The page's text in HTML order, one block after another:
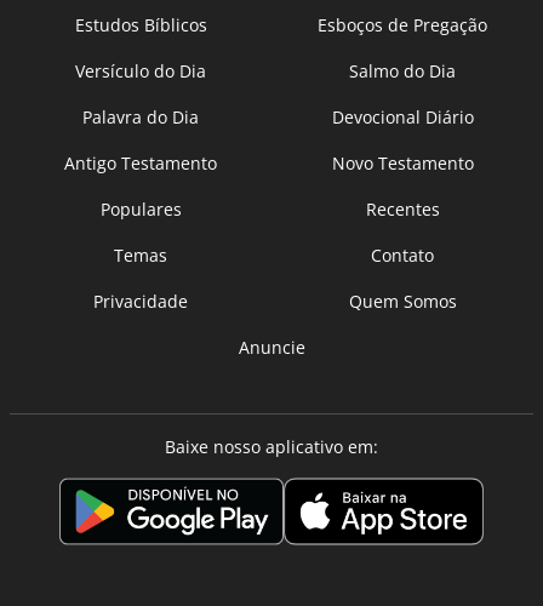
Estudos Bíblicos
Esboços de Pregação
Versículo do Dia
Salmo do Dia
Palavra do Dia
Devocional Diário
Antigo Testamento
Novo Testamento
Populares
Recentes
Temas
Contato
Privacidade
Quem Somos
Anuncie
Baixe nosso aplicativo em: